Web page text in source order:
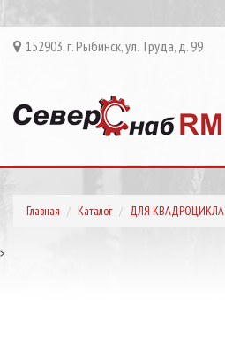
152903, г. Рыбинск, ул. Труда, д. 99
Главная Каталог ДЛЯ КВАДРОЦИКЛА
>